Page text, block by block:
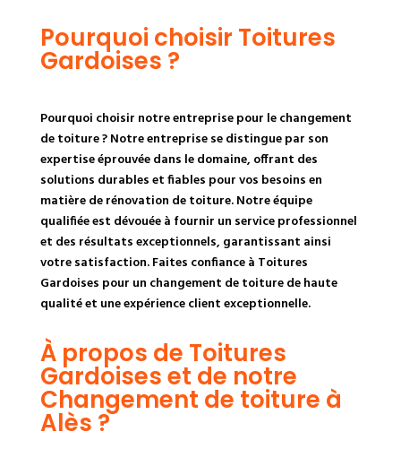
Pourquoi choisir Toitures
Gardoises ?
Pourquoi choisir notre entreprise pour le changement
de toiture ? Notre entreprise se distingue par son
expertise éprouvée dans le domaine, offrant des
solutions durables et fiables pour vos besoins en
matière de rénovation de toiture. Notre équipe
qualifiée est dévouée à fournir un service professionnel
et des résultats exceptionnels, garantissant ainsi
votre satisfaction. Faites confiance à Toitures
Gardoises pour un changement de toiture de haute
qualité et une expérience client exceptionnelle.
À propos de Toitures
Gardoises et de notre
Changement de toiture à
Alès ?